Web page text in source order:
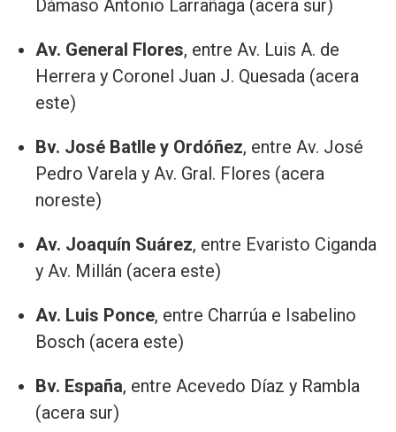
Dámaso Antonio Larrañaga (acera sur)
Av. General Flores, entre Av. Luis A. de
Herrera y Coronel Juan J. Quesada (acera
este)
Bv. José Batlle y Ordóñez, entre Av. José
Pedro Varela y Av. Gral. Flores (acera
noreste)
Av. Joaquín Suárez, entre Evaristo Ciganda
y Av. Millán (acera este)
Av. Luis Ponce, entre Charrúa e Isabelino
Bosch (acera este)
Bv. España, entre Acevedo Díaz y Rambla
(acera sur)